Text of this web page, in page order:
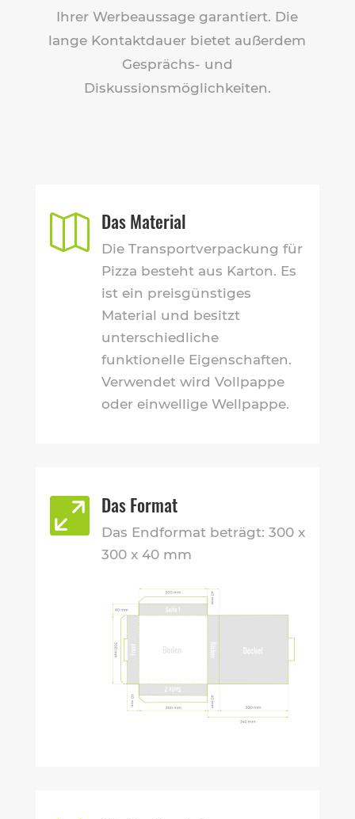
Ihrer Werbeaussage garantiert. Die
lange Kontaktdauer bietet außerdem
Gesprächs- und
Diskussionsmöglichkeiten.
 Das Material
Die Transportverpackung für
Pizza besteht aus Karton. Es
ist ein preisgünstiges
Material und besitzt
unterschiedliche
funktionelle Eigenschaften.
Verwendet wird Vollpappe
oder einwellige Wellpappe.
 Das Format
Das Endformat beträgt: 300 x
300 x 40 mm